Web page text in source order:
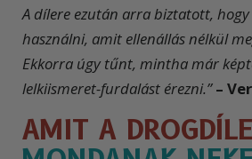
A dílere ezután arra biztatott,
használni, amit ellenállás nélkül
Ekkorra úgy tűnt, mintha már
lelkiismeret-furdalást érezni.” –
AMIT A